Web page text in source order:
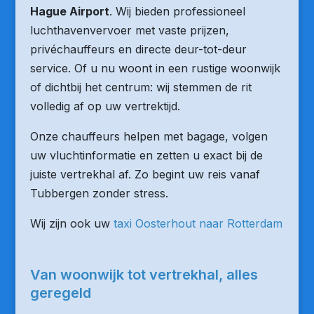
Hague Airport. Wij bieden professioneel
luchthavenvervoer met vaste prijzen,
privéchauffeurs en directe deur-tot-deur
service. Of u nu woont in een rustige woonwijk
of dichtbij het centrum: wij stemmen de rit
volledig af op uw vertrektijd.
Onze chauffeurs helpen met bagage, volgen
uw vluchtinformatie en zetten u exact bij de
juiste vertrekhal af. Zo begint uw reis vanaf
Tubbergen zonder stress.
Wij zijn ook uw taxi Oosterhout naar Rotterdam
Van woonwijk tot vertrekhal, alles
geregeld